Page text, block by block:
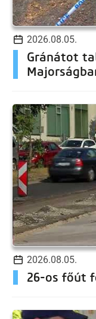
2026.08.05.
Gránátot
2026.08.05.
26-os főút